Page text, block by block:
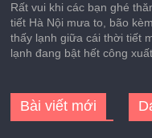
Rất vui khi các bạn ghé
tiết Hà Nội mưa to, bão
thấy lạnh giữa cái thời tiết
lạnh đang bật hết công xuất
Bài viết mới